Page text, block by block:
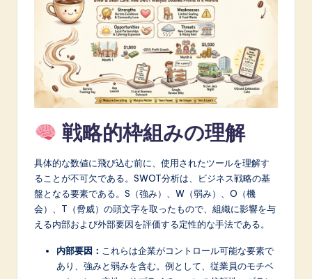
&
S
w
戦略的枠組みの理解
具体的な数値に飛び込む前に、使用されたツールを理解す
ることが不可欠である。SWOT分析は、ビジネス戦略の基
盤となる要素である。S（強み）、W（弱み）、O（機
会）、T（脅威）の頭文字を取ったもので、組織に影響を与
える内部および外部要因を評価する定性的な手法である。
内部要因： これらは企業がコントロール可能な要素で
あり、強みと弱みを含む。例として、従業員のモチベ